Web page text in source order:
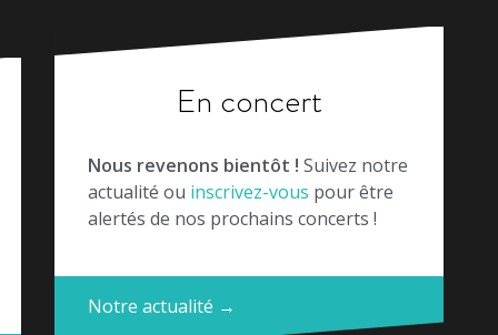
En concert
Nous revenons bientôt ! Suivez notre
actualité ou inscrivez-vous pour être
alertés de nos prochains concerts !
Notre actualité →